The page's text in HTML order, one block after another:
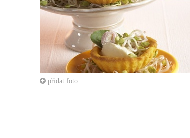
přidat foto